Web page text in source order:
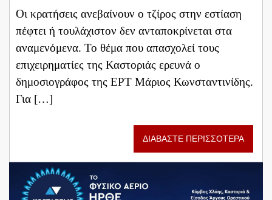
Οι κρατήσεις ανεβαίνουν ο τζίρος στην εστίαση
πέφτει ή τουλάχιστον δεν ανταποκρίνεται στα
αναμενόμενα. Το θέμα που απασχολεί τους
επιχειρηματίες της Καστοριάς ερευνά ο
δημοσιογράφος της ΕΡΤ Μάριος Κωνσταντινίδης.
Για […]
ΔΙΑΒΑΣΤΕ ΠΕΡΙΣΣΟΤΕΡΑ